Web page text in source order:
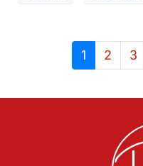
1 2 3